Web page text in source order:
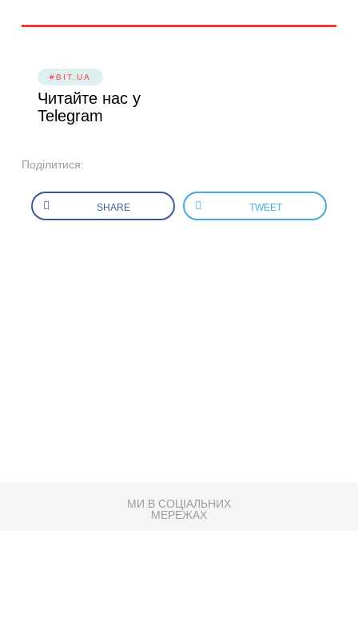
#BIT.UA
Читайте нас у
Telegram
Поділитися:
SHARE TWEET
МИ В СОЦІАЛЬНИХ
МЕРЕЖАХ